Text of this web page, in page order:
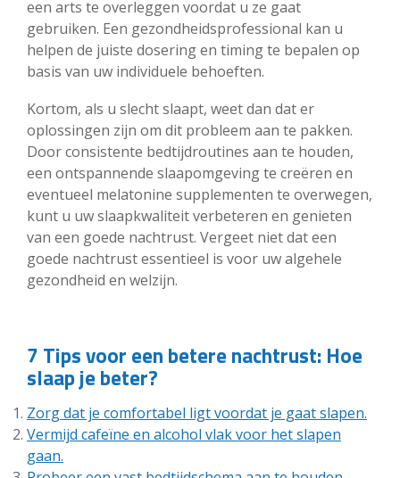
een arts te overleggen voordat u ze gaat
gebruiken. Een gezondheidsprofessional kan u
helpen de juiste dosering en timing te bepalen op
basis van uw individuele behoeften.
Kortom, als u slecht slaapt, weet dan dat er
oplossingen zijn om dit probleem aan te pakken.
Door consistente bedtijdroutines aan te houden,
een ontspannende slaapomgeving te creëren en
eventueel melatonine supplementen te overwegen,
kunt u uw slaapkwaliteit verbeteren en genieten
van een goede nachtrust. Vergeet niet dat een
goede nachtrust essentieel is voor uw algehele
gezondheid en welzijn.
7 Tips voor een betere nachtrust: Hoe
slaap je beter?
Zorg dat je comfortabel ligt voordat je gaat slapen.
Vermijd cafeïne en alcohol vlak voor het slapen
gaan.